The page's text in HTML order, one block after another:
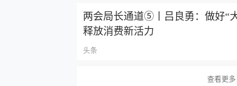
两会局长通道⑤丨吕良勇：做好“
释放消费新活力
头条
查看更多